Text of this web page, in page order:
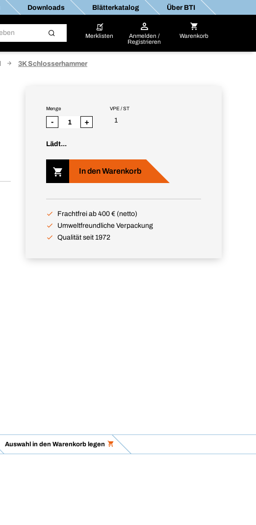
Downloads Blätterkatalog Über BTI
Merklisten
Anmelden /
Registrieren
Warenkorb
3K Schlosserhammer
VPE / ST
1
Menge
- +
Lädt...
In den Warenkorb
Frachtfrei ab 400 € (netto)
Umweltfreundliche Verpackung
Qualität seit 1972
Auswahl in den Warenkorb legen